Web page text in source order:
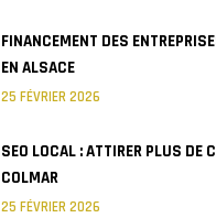
FINANCEMENT DES
EN ALSACE
25 FÉVRIER 2026
SEO LOCAL : ATTIRER PLUS DE
COLMAR
25 FÉVRIER 2026